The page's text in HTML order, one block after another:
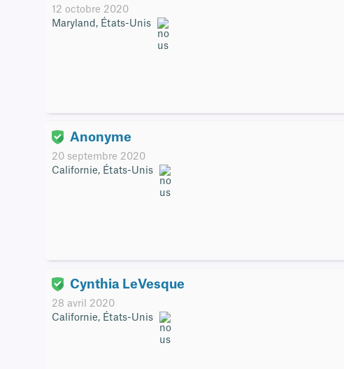
12 octobre 2020
Maryland, États-Unis
Anonyme
20 septembre 2020
Californie, États-Unis
Cynthia LeVesque
28 avril 2020
Californie, États-Unis